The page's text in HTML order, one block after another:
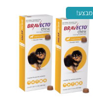
מבצע!
המקורי
היה:
500.00 ₪.
הנוכחי
הוא:
₪.